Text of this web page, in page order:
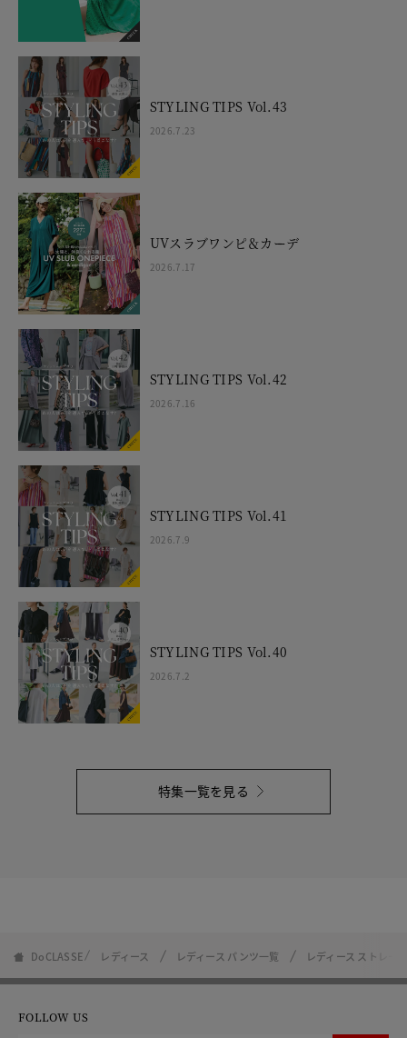
STYLING TIPS Vol.43
2026.7.23
UVスラブワンピ＆カーデ
2026.7.17
STYLING TIPS Vol.42
2026.7.16
STYLING TIPS Vol.41
2026.7.9
STYLING TIPS Vol.40
2026.7.2
特集一覧を見る
DoCLASSE レディース レディース パンツ一覧 レディース ストレー
FOLLOW US